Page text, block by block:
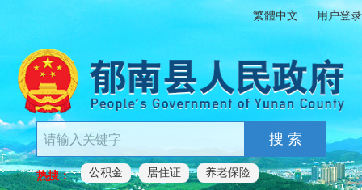
繁體中文 用户登录
搜 索
热搜： 公积金 居住证 养老保险